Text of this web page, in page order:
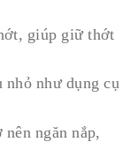
giúp giữ thớt
nhỏ như dụng cụ
ngăn nắp,